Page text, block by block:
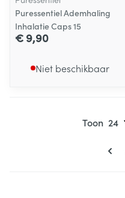
Puressentiel Ademhaling
Inhalatie Caps 15
€ 9,90
Niet beschikbaar
Toon